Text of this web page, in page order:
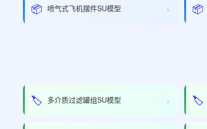
📦 喷气式飞机摆件SU模型 › 📦
🏷️ 多介质过滤罐组SU模型 › 🏷️